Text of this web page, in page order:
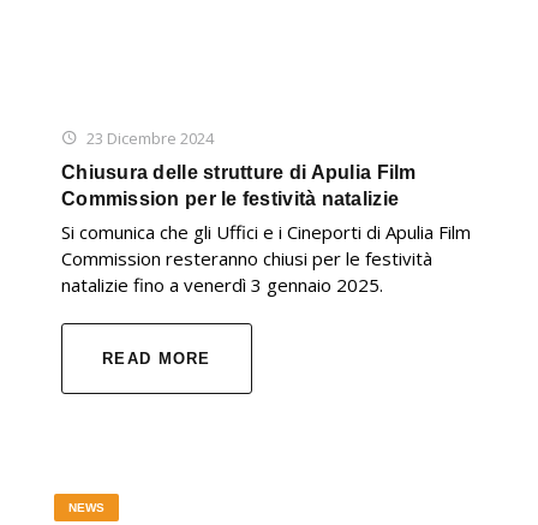
23 Dicembre 2024
Chiusura delle strutture di Apulia Film
Commission per le festività natalizie
Si comunica che gli Uffici e i Cineporti di Apulia Film
Commission resteranno chiusi per le festività
natalizie fino a venerdì 3 gennaio 2025.
READ MORE
NEWS